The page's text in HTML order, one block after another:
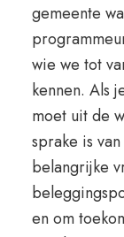
gemeente
wie we tot
kennen. Als
moet uit de
sprake is
belangrijke
en om